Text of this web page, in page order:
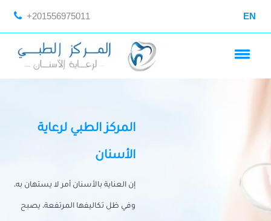
+201556975011 EN
المركز الطبي لرعاية
الأسنان
إن العناية بالأسنان أمر لا يستهان به،
وفي ظل تكاليفها المرتفعة، يصبح